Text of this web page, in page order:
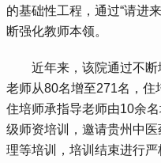
的基础性工程，通过“请进
断强化教师本领。
近年来，该院通过不断
老师从80名增至271名，住
住培师承指导老师由10余
级师资培训，邀请贵州中
理等培训，培训结束进行